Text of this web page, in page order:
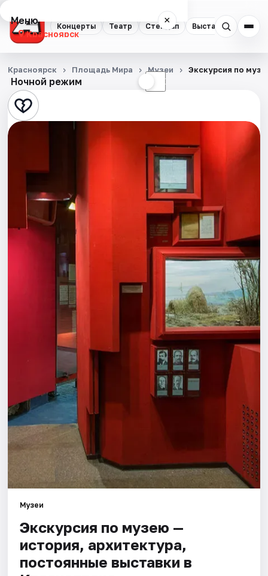
Концерты Театр Стендап Выставки
Меню ×
Красноярск
Концерты
Театр
Стендап
Квесты
Экскурсии
Спорт
Рейтинги
Ночной режим ☾
Красноярск Площадь Мира Музеи Экскурсия по
Музеи
Экскурсия по музею —
история, архитектура,
постоянные выставки в